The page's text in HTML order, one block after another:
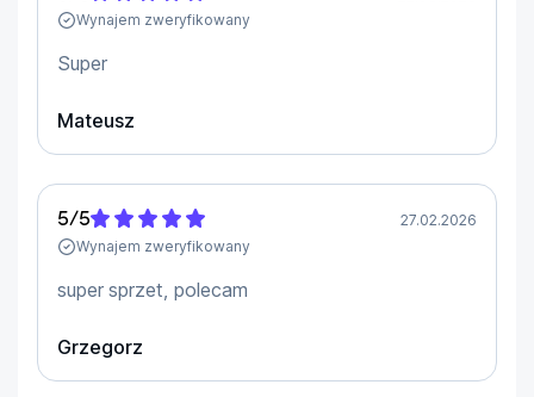
-Stabilizator: 3-osiowy
-Zasięg [m]: 18000
Wynajem zweryfikowany
Super
Mateusz
5/5
Wynajem zweryfikowany
27.02.2026
super sprzet, polecam
Grzegorz